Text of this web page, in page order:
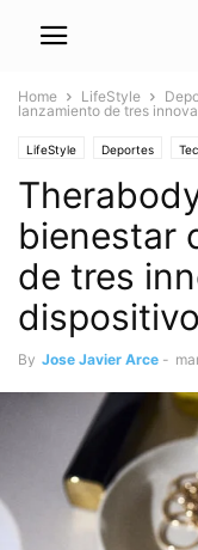
Home LifeStyle
lanzamiento de tres
LifeStyle Deportes
bienestar
de tres
By Jose Javier Arce -